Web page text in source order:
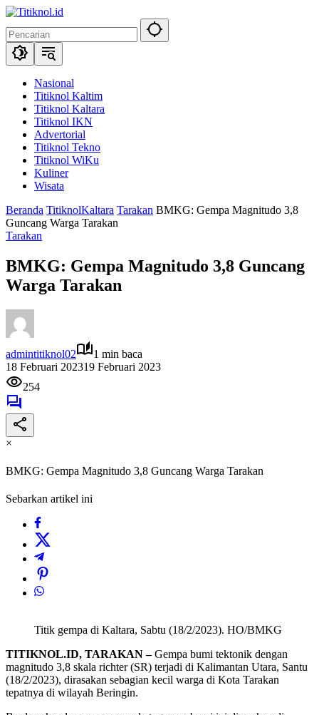
Langsung
konten
Nasional
Titiknol Kaltim
Titiknol Kaltara
Titiknol IKN
Advertorial
Titiknol Tekno
Titiknol WiKu
Kuliner
Wisata
Beranda TitiknolKaltara Tarakan BMKG: Gempa Magnitudo 3,8
Guncang Warga Tarakan
Tarakan
BMKG: Gempa Magnitudo 3,8 Guncang
Warga Tarakan
admintitiknol02
1 min baca
18 Februari 202319 Februari 2023
254
×
BMKG: Gempa Magnitudo 3,8 Guncang Warga Tarakan
Sebarkan artikel ini
Titik gempa di Kaltara, Sabtu (18/2/2023). HO/BMKG
TITIKNOL.ID, TARAKAN –Gempa bumi tektonik dengan
magnitudo 3,8 skala richter (SR) terjadi di Kalimantan Utara, Santu
(18/2/2023), dirasakan sebagian kecil warga di Kota Tarakan
tepatnya di wilayah Beringin.